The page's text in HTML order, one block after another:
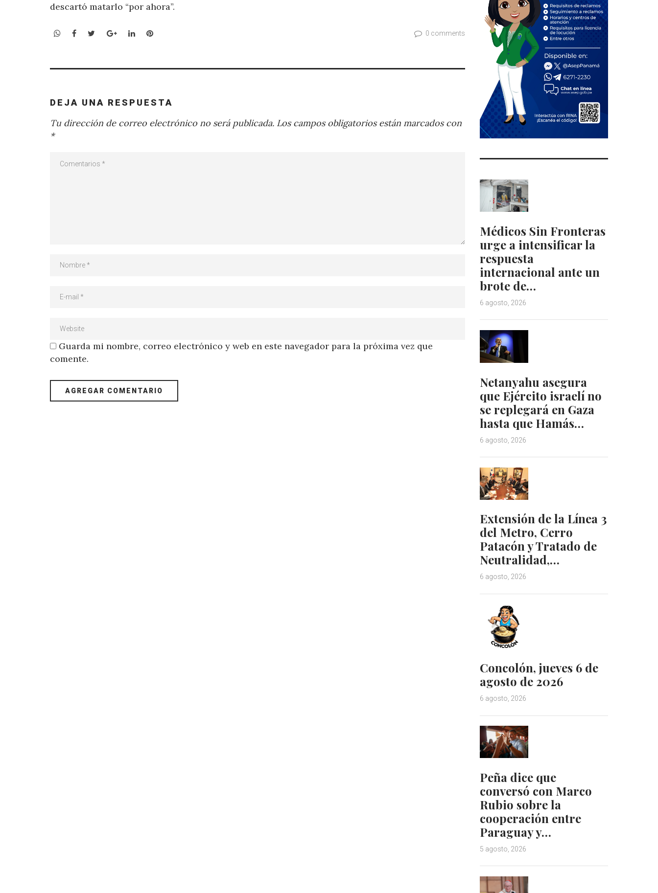
descartó matarlo “por ahora”.
WhatsApp
Facebook
TwitterGoogle+LinkedInPinterest 0 comments
DEJA UNA RESPUESTA
Tu dirección de correo electrónico no será publicada. Los campos obligatorios están marcados con
*
Guarda mi nombre, correo electrónico y web en este navegador para la próxima vez que
comente.
Médicos Sin Fronteras
urge a intensificar la
respuesta
internacional ante un
brote de…
6 agosto, 2026
Netanyahu asegura
que Ejército israelí no
se replegará en Gaza
hasta que Hamás…
6 agosto, 2026
Extensión de la Línea 3
del Metro, Cerro
Patacón y Tratado de
Neutralidad,…
6 agosto, 2026
Concolón, jueves 6 de
agosto de 2026
6 agosto, 2026
Peña dice que
conversó con Marco
Rubio sobre la
cooperación entre
Paraguay y…
5 agosto, 2026